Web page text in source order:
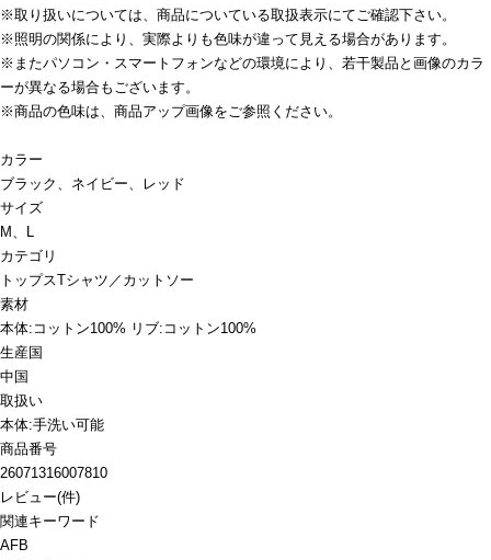
※取り扱いについては、商品についている取扱表示にてご確認下さい。
※照明の関係により、実際よりも色味が違って見える場合があります。
※またパソコン・スマートフォンなどの環境により、若干製品と画像のカラ
ーが異なる場合もございます。
※商品の色味は、商品アップ画像をご参照ください。
カラー
ブラック、ネイビー、レッド
サイズ
M、L
カテゴリ
トップスTシャツ／カットソー
素材
本体:コットン100% リブ:コットン100%
生産国
中国
取扱い
本体:手洗い可能
商品番号
26071316007810
レビュー(件)
関連キーワード
AFB